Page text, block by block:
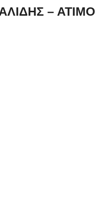
–